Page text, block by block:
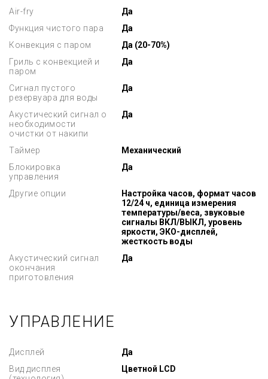
Air-fry
Да
Функция чистого пара
Да
Конвекция с паром
Да (20-70%)
Гриль с конвекцией и
паром
Да
Сигнал пустого
резервуара для воды
Да
Акустический сигнал о
необходимости
очистки от накипи
Да
Таймер
Механический
Блокировка
управления
Да
Другие опции
Настройка часов, формат часов
12/24 ч, единица измерения
температуры/веса, звуковые
сигналы ВКЛ/ВЫКЛ, уровень
яркости, ЭКО-дисплей,
жесткость воды
Акустический сигнал
окончания
приготовления
Да
УПРАВЛЕНИЕ
Дисплей
Да
Вид дисплея
Цветной LCD